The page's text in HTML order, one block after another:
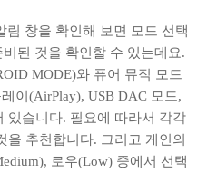
림 창을 확인해 보면 모드 선택
된 것을 확인할 수 있는데요.
MODE)와 퓨어 뮤직 모드
이(AirPlay), USB DAC 모드,
있습니다. 필요에 따라서 각각
을 추천합니다. 그리고 게인의
로우(Low) 중에서 선택